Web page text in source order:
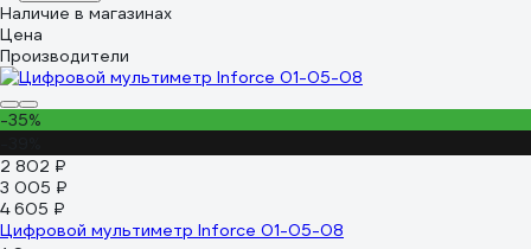
Наличие в магазинах
Цена
Производители
-35%
2 802 ₽
3 005 ₽
4 605 ₽
Цифровой мультиметр Inforce 01-05-08